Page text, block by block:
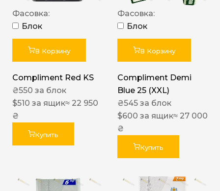
Фасовка:
Блок
В Корзину
Compliment Red KS
₴550 за блок
$510 за ящик≈ 22 950
₴
Купить
Фасовка:
Блок
В Корзину
Compliment Demi
Blue 25 (XXL)
₴545 за блок
$600 за ящик≈ 27 000
₴
Купить